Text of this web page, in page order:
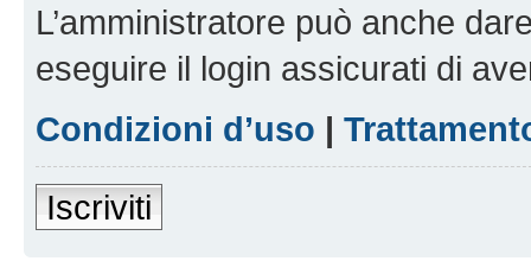
L’amministratore può anche
eseguire il login assicurati di
Condizioni d’uso |
Iscriviti